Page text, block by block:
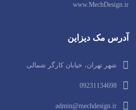
www.MechDesign.ir
آدرس مک دیزاین
شهر تهران، خیابان کارگر شمالی
09231134698
admin@mechdesign.ir